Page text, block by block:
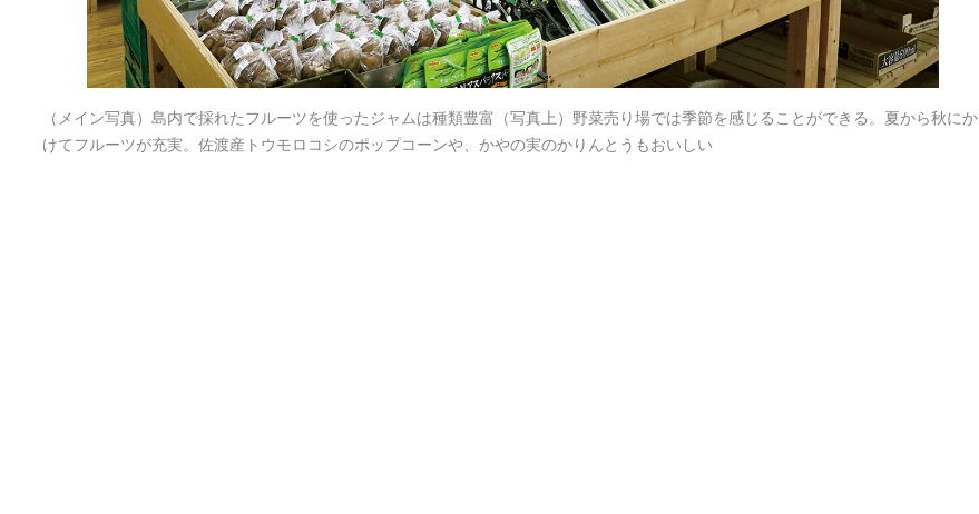
（メイン写真）島内で採れたフルーツを使ったジャムは種類豊富（写真上）野菜売り場では季節を感じることができる。夏から秋にか
けてフルーツが充実。佐渡産トウモロコシのポップコーンや、かやの実のかりんとうもおいしい